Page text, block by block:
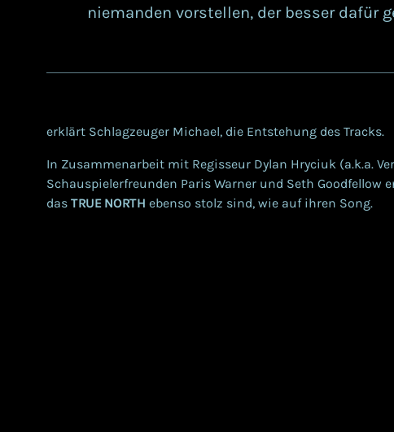
niemanden vorstellen, der besser dafür
erklärt Schlagzeuger Michael, die Entstehung des Tracks.
In Zusammenarbeit mit Regisseur Dylan Hryciuk (a.k.a.
Schauspielerfreunden Paris Warner und Seth Goodfellow
das TRUE NORTH ebenso stolz sind, wie auf ihren Song.